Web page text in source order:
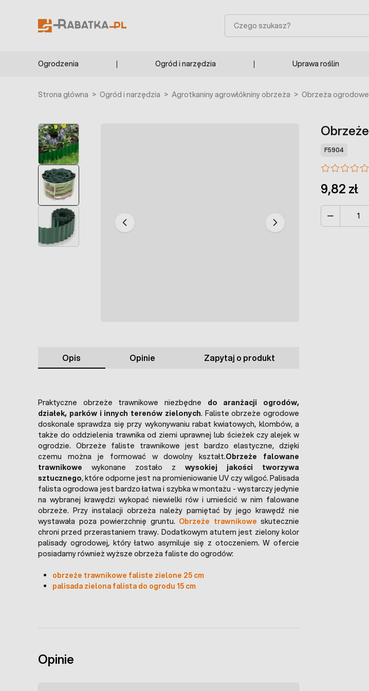
Szukaj
Ogrodzenia Ogród i narzędzia Uprawa roślin
Strona główna > Ogród i narzędzia > Agrotkaniny agrowłókniny obrzeża > Obrzeża ogrodowe
F5904
9,82 zł
Opis Opinie Zapytaj o produkt
Praktyczne obrzeże trawnikowe niezbędne do aranżacji ogrodów,
działek, parków i innych terenów zielonych. Faliste obrzeże ogrodowe
doskonale sprawdza się przy wykonywaniu rabat kwiatowych, klombów, a
także do oddzielenia trawnika od ziemi uprawnej lub ścieżek czy alejek w
ogrodzie. Obrzeże faliste trawnikowe jest bardzo elastyczne, dzięki
czemu można je formować w dowolny kształt.Obrzeże falowane
trawnikowe wykonane zostało zwysokiej jakości tworzywa
sztucznego, które odporne jest na promieniowanie UV czy wilgoć. Palisada
falista ogrodowa jest bardzo łatwa i szybka w montażu - wystarczy jedynie
na wybranej krawędzi wykopać niewielki rów i umieścić w nim falowane
obrzeże. Przy instalacji obrzeża należy pamiętać by jego krawędź nie
wystawała poza powierzchnię gruntu. Obrzeże trawnikowe skutecznie
chroni przed przerastaniem trawy. Dodatkowym atutem jest zielony kolor
palisady ogrodowej, który łatwo asymiluje się z otoczeniem. W ofercie
posiadamy również wyższe obrzeża faliste do ogrodów:
obrzeże trawnikowe faliste zielone 25 cm
palisada zielona falista do ogrodu 15 cm
Opinie